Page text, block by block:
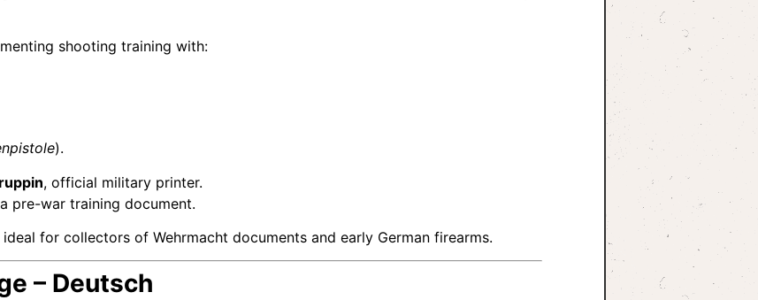
shooting training with:
).
, official military printer.
pre-war training document.
for collectors of Wehrmacht documents and early German firearms.
– Deutsch